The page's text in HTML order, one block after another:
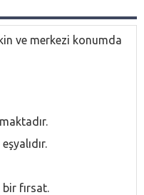
ve merkezi konumda
bir fırsat.